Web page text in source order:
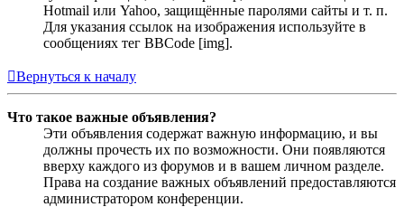
Hotmail или Yahoo, защищённые паролями сайты и т. п.
Для указания ссылок на изображения используйте в
сообщениях тег BBCode [img].
Вернуться к началу
Что такое важные объявления?
Эти объявления содержат важную информацию, и вы
должны прочесть их по возможности. Они появляются
вверху каждого из форумов и в вашем личном разделе.
Права на создание важных объявлений предоставляются
администратором конференции.